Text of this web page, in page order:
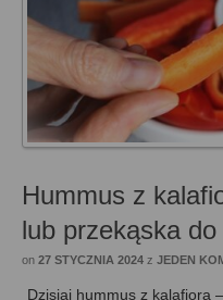
Hummus z
lub przekąska
on 27 STYCZNIA 2024 z JEDEN
Dzisiaj hummus z kalafiora